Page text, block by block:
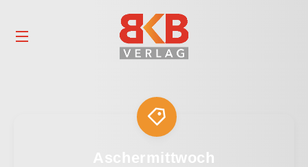
Aschermittwoch